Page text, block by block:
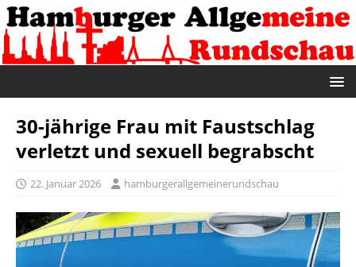
30-jährige Frau mit Faustschlag
verletzt und sexuell begrabscht
22. Januar 2026 hamburgerallgemeinerundschau